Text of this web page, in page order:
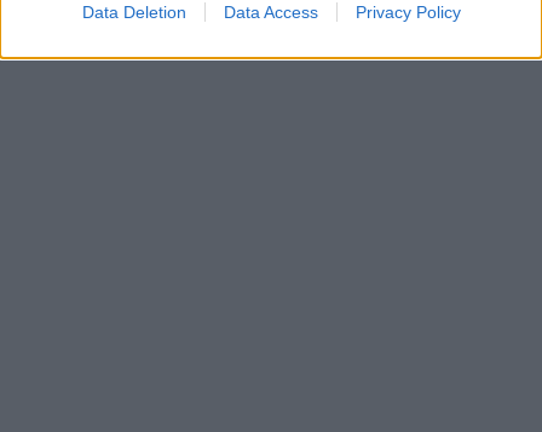
Data Deletion Data Access Privacy Policy